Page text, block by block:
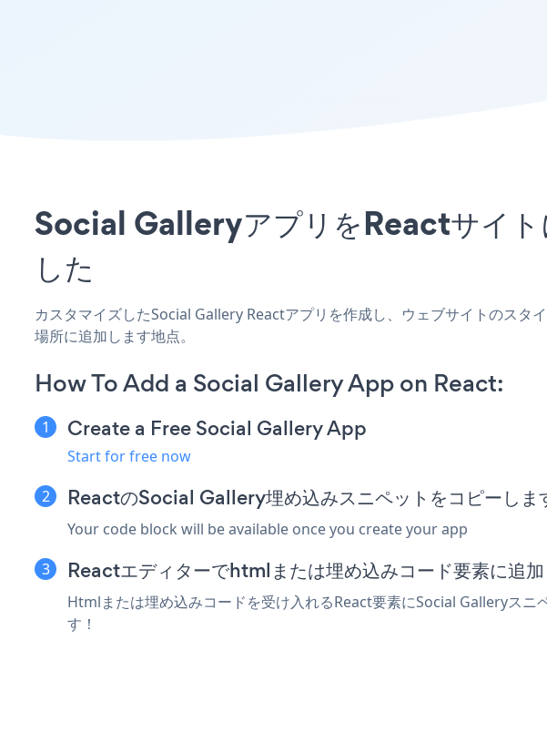
Social GalleryアプリをReactサイト
した
カスタマイズしたSocial Gallery Reactアプリを作成し、ウェブサイトのス
場所に追加します地点。
How To Add a Social Gallery App on React:
Create a Free Social Gallery App
Start for free now
ReactのSocial Gallery埋め込みスニペットをコピーしま
Your code block will be available once you create your app
Reactエディターでhtmlまたは埋め込みコード要素に追
Htmlまたは埋め込みコードを受け入れるReact要素にSocial Galleryス
す！